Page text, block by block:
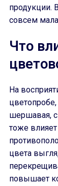
продукции.
совсем
Что
На
шершавая, с
тоже влияет
цвета
повышает